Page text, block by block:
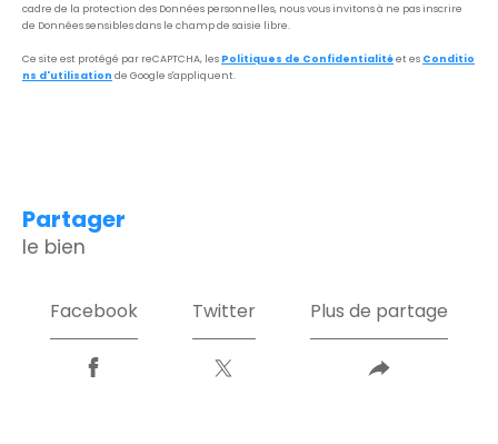
cadre de la protection des Données personnelles, nous vous invitons à ne pas inscrire
de Données sensibles dans le champ de saisie libre.
Ce site est protégé par reCAPTCHA, les Politiques de Confidentialitéet es Conditio
ns d'utilisation de Google s'appliquent.
partager
le bien
Facebook Twitter Plus de partage